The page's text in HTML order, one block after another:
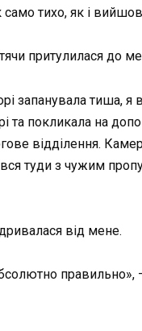
само тихо, як і
притулилася до
запанувала тиша, я
та покликала на
відділення.
туди з чужим
від мене.
правильно»,